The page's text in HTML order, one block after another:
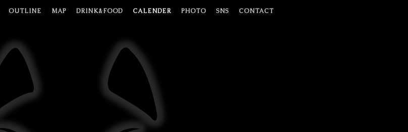
OUTLINE MAP DRINK&FOOD CALENDER PHOTO SNS
CONTACT